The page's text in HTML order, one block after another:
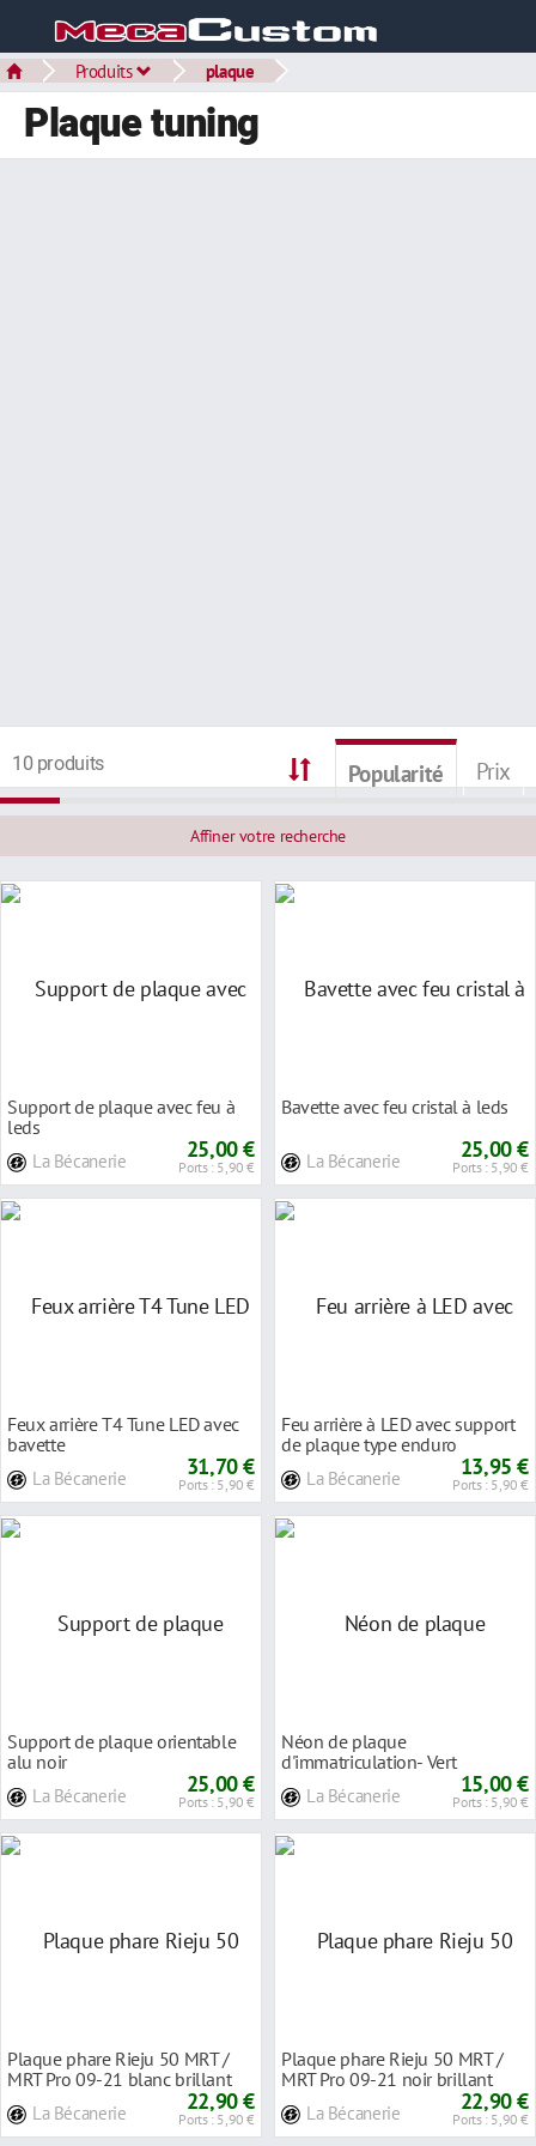
Produits plaque
Plaque tuning
10 produits Popularité Prix
Affiner votre recherche
Support de plaque avec feu à
leds
La Bécanerie 25,00 €
Ports : 5,90 €
Bavette avec feu cristal à leds
La Bécanerie 25,00 €
Ports : 5,90 €
Feux arrière T4 Tune LED avec
bavette
La Bécanerie 31,70 €
Ports : 5,90 €
Feu arrière à LED avec support
de plaque type enduro
La Bécanerie 13,95 €
Ports : 5,90 €
Support de plaque orientable
alu noir
La Bécanerie 25,00 €
Ports : 5,90 €
Néon de plaque
d'immatriculation- Vert
La Bécanerie 15,00 €
Ports : 5,90 €
Plaque phare Rieju 50 MRT /
MRT Pro 09-21 blanc brillant
La Bécanerie 22,90 €
Ports : 5,90 €
Plaque phare Rieju 50 MRT /
MRT Pro 09-21 noir brillant
La Bécanerie 22,90 €
Ports : 5,90 €